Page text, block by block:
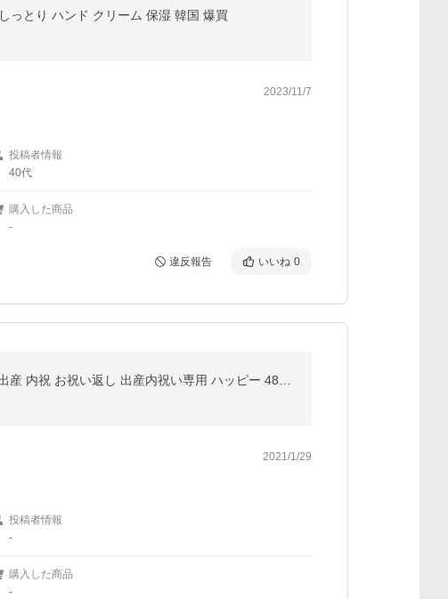
っとり ハンド クリーム 保湿 韓国 爆買
2023/11/7
投稿者情報
40代
購入した商品
-
違反報告 いいね 0
2021/1/29
投稿者情報
-
購入した商品
-